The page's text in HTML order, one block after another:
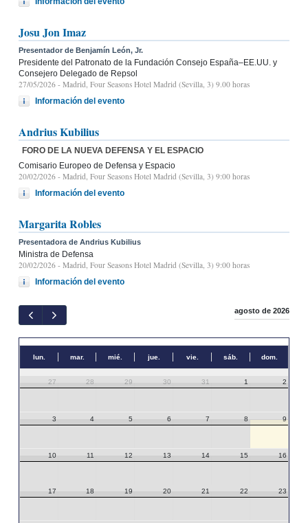
Josu Jon Imaz
Presentador de Benjamín León, Jr.
Presidente del Patronato de la Fundación Consejo España–EE.UU. y
Consejero Delegado de Repsol
27/05/2026 - Madrid, Four Seasons Hotel Madrid (Sevilla, 3) 9.00 horas
Información del evento
Andrius Kubilius
FORO DE LA NUEVA DEFENSA Y EL ESPACIO
Comisario Europeo de Defensa y Espacio
20/02/2026 - Madrid, Four Seasons Hotel Madrid (Sevilla, 3) 9:00 horas
Información del evento
Margarita Robles
Presentadora de Andrius Kubilius
Ministra de Defensa
20/02/2026 - Madrid, Four Seasons Hotel Madrid (Sevilla, 3) 9:00 horas
Información del evento
agosto de 2026
lun. mar. mié. jue. vie. sáb. dom.
27 28 29 30 31 1 2
3 4 5 6 7 8 9
10 11 12 13 14 15 16
17 18 19 20 21 22 23